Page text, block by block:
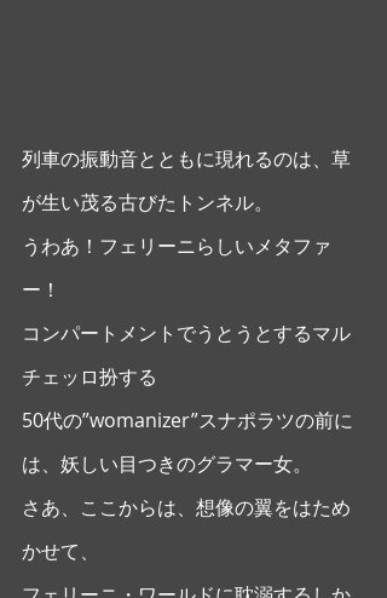
列車の振動音とともに現れるのは、草
が生い茂る古びたトンネル。
うわあ！フェリーニらしいメタファ
ー！
コンパートメントでうとうとするマル
チェッロ扮する
50代の”womanizer”スナポラツの前に
は、妖しい目つきのグラマー女。
さあ、ここからは、想像の翼をはため
かせて、